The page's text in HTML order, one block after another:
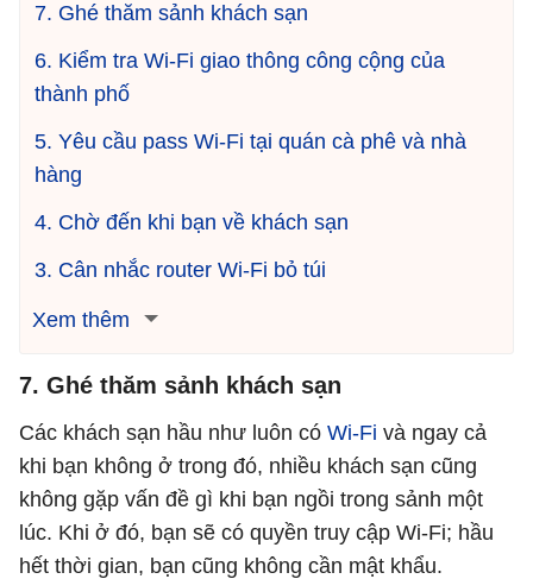
7. Ghé thăm sảnh khách sạn
6. Kiểm tra Wi-Fi giao thông công cộng của
thành phố
5. Yêu cầu pass Wi-Fi tại quán cà phê và nhà
hàng
4. Chờ đến khi bạn về khách sạn
3. Cân nhắc router Wi-Fi bỏ túi
Xem thêm
7. Ghé thăm sảnh khách sạn
Các khách sạn hầu như luôn có Wi-Fi và ngay cả
khi bạn không ở trong đó, nhiều khách sạn cũng
không gặp vấn đề gì khi bạn ngồi trong sảnh một
lúc. Khi ở đó, bạn sẽ có quyền truy cập Wi-Fi; hầu
hết thời gian, bạn cũng không cần mật khẩu.